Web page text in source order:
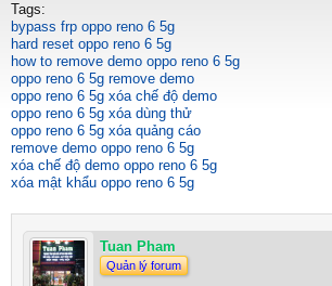
Tags:
bypass frp oppo reno 6 5g
hard reset oppo reno 6 5g
how to remove demo oppo reno 6 5g
oppo reno 6 5g remove demo
oppo reno 6 5g xóa chế độ demo
oppo reno 6 5g xóa dùng thử
oppo reno 6 5g xóa quảng cáo
remove demo oppo reno 6 5g
xóa chế độ demo oppo reno 6 5g
xóa mật khẩu oppo reno 6 5g
Tuan Pham
Quản lý forum